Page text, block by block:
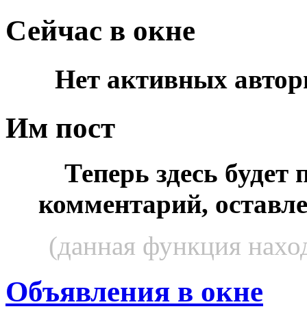
Сейчас в окне
Нет активных
Им пост
Теперь здесь будет
комментарий,
(данная функция
Объявления в окне